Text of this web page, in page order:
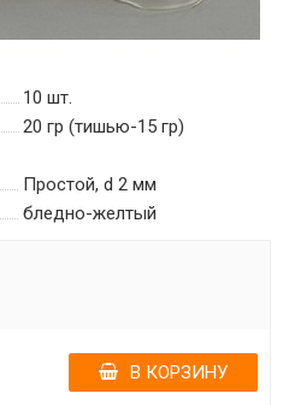
10 шт.
20 гр (тишью-15 гр)
Простой, d 2 мм
бледно-желтый
В КОРЗИНУ